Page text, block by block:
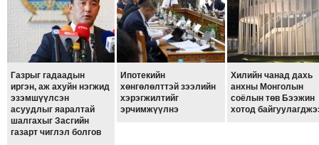
ТОЙРОНД
ЕРӨНХИЙЛӨГЧИЙН
СОНГУУЛИЙН
ТОЙРОНД
29
ДҮГЭЭР
СУРГУУЛИЙН
Газрыг гадаадын
иргэн, аж ахуйн нэгжид
эзэмшүүлсэн
асуудлыг яаралтай
шалгахыг Засгийн
газарт чиглэл болгов
Ипотекийн
хөнгөлөлттэй зээлийн
хэрэгжилтийг
эрчимжүүлнэ
Хилийн чанад дахь
анхны Монголын
соёлын төв Бээжин
хотод